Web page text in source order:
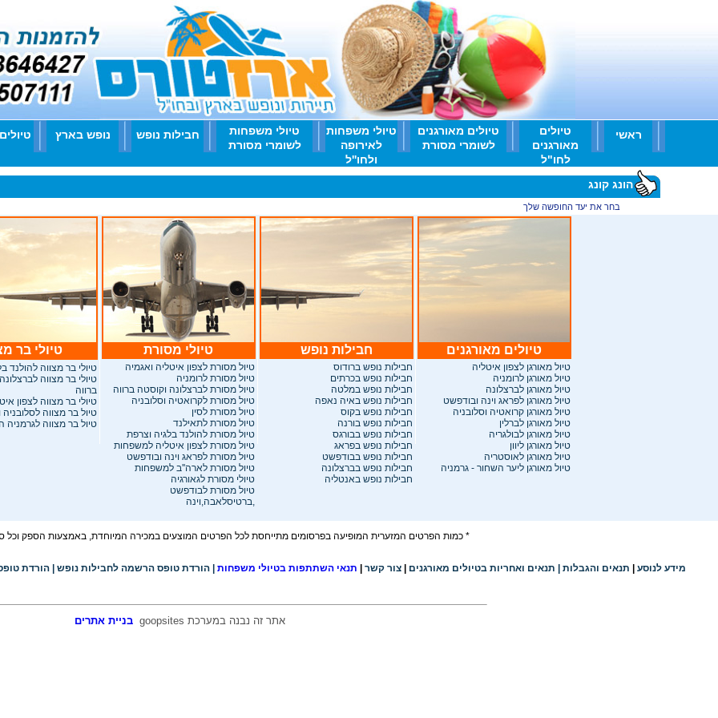
ראשי
טיולים
מאורגנים
לחו"ל
טיולים מאורגנים
לשומרי מסורת
טיולי משפחות
לאירופה
ולחו''ל
טיולי משפחות
לשומרי מסורת
חבילות נופש נופש בארץ
הונג קונג
בחר את יעד החופשה שלך
טיולים מאורגנים
טיול מאורגן לצפון איטליה
טיול מאורגן לרומניה
טיול מאורגן לברצלונה
טיול מאורגן לפראג וינה ובודפשט
טיול מאורגן קרואטיה וסלובניה
טיול מאורגן לברלין
טיול מאורגן לבולגריה
טיול מאורגן ליוון
טיול מאורגן לאוסטריה
טיול מאורגן ליער השחור - גרמניה
חבילות נופש
חבילות נופש ברודוס
חבילות נופש בכרתים
חבילות נופש במלטה
חבילות נופש באיה נאפה
חבילות נופש בקוס
חבילות נופש בורנה
חבילות נופש בבורגס
חבילות נופש בפראג
חבילות נופש בבודפשט
חבילות נופש בברצלונה
חבילות נופש באנטליה
טיולי מסורת
טיול מסורת לצפון איטליה ואגמיה
טיול מסורת לרומניה
טיול מסורת לברצלונה וקוסטה ברווה
טיול מסורת לקרואטיה וסלובניה
טיול מסורת לסין
טיול מסורת לתאילנד
טיול מסורת להולנד בלגיה וצרפת
טיול מסורת לצפון איטליה למשפחות
טיול מסורת לפראג וינה ובודפשט
טיול מסורת לארה''ב למשפחות
טיולי מסורת לגאורגיה
טיול מסורת לבודפשט
,ברטיסלאבה,וינה
טיולי בר
טיולי בר מצווה להולנד
טיולי בר מצווה
ברווה
טיולי בר מצווה לצפון
טיול בר מצווה לסלובניה
טיול בר מצווה לגרמניה
* כמות הפרטים המזערית המופיעה בפרסומים מתייחסת לכל הפרטים המוצעים במכירה המיוחדת, באמצעות הספק וכל
מידע לנוסע תנאים והגבלות תנאים ואחריות בטיולים מאורגנים |צור קשר תנאי השתתפות בטיולי משפחות הורדת טופס הרשמה לחבילות נופש הורדת
אתר זה נבנה במערכת goopsites בניית אתרים